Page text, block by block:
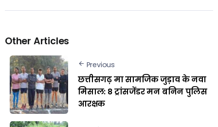
Other Articles
Previous
छत्तीसगढ़ मा सामजिक जुड़ाव के नवा
मिसाल: 8 ट्रांसजेंडर मन बनिन पुलिस
आरक्षक